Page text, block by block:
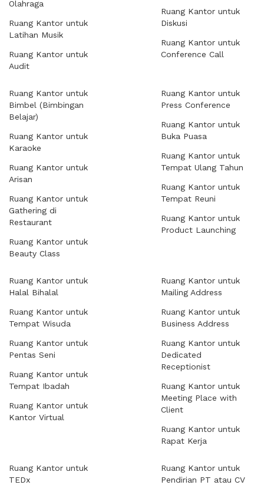
Olahraga
Ruang Kantor untuk
Latihan Musik
Ruang Kantor untuk
Audit
Ruang Kantor untuk
Diskusi
Ruang Kantor untuk
Conference Call
Ruang Kantor untuk
Bimbel (Bimbingan
Belajar)
Ruang Kantor untuk
Karaoke
Ruang Kantor untuk
Arisan
Ruang Kantor untuk
Gathering di
Restaurant
Ruang Kantor untuk
Beauty Class
Ruang Kantor untuk
Press Conference
Ruang Kantor untuk
Buka Puasa
Ruang Kantor untuk
Tempat Ulang Tahun
Ruang Kantor untuk
Tempat Reuni
Ruang Kantor untuk
Product Launching
Ruang Kantor untuk
Halal Bihalal
Ruang Kantor untuk
Tempat Wisuda
Ruang Kantor untuk
Pentas Seni
Ruang Kantor untuk
Tempat Ibadah
Ruang Kantor untuk
Kantor Virtual
Ruang Kantor untuk
Mailing Address
Ruang Kantor untuk
Business Address
Ruang Kantor untuk
Dedicated
Receptionist
Ruang Kantor untuk
Meeting Place with
Client
Ruang Kantor untuk
Rapat Kerja
Ruang Kantor untuk
TEDx
Ruang Kantor untuk
Pendirian PT atau CV